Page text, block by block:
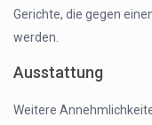
Gerichte, die gegen
werden.
Ausstattung
Weitere